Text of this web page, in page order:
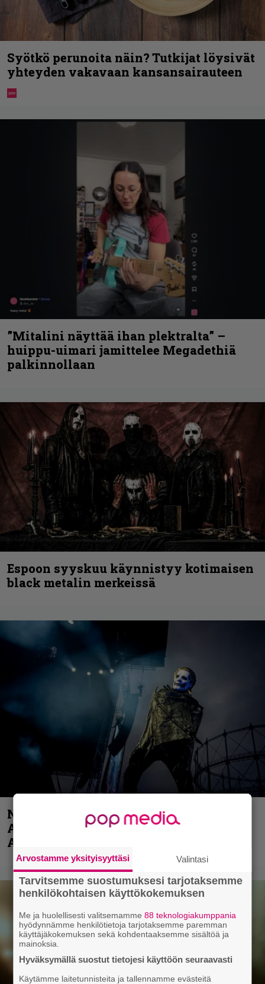
Syötkö perunoita näin? Tutkijat löysivät
yhteyden vakavaan kansansairauteen
”Mitalini näyttää ihan plektralta” –
huippu-uimari jamittelee Megadethiä
palkinnollaan
Espoon syyskuu käynnistyy kotimaisen
black metalin merkeissä
Näin lähtee Ghostin Tobias Forgelta
Accept – menossa mukana myös
Anthrax- ja Korn-miehistöä
Arvostamme yksityisyyttäsi Valintasi
Tarvitsemme suostumuksesi tarjotaksemme
henkilökohtaisen käyttökokemuksen
Me ja huolellisesti valitsemamme88 teknologiakumppania
hyödynnämme henkilötietoja tarjotaksemme paremman
käyttäjäkokemuksen sekä kohdentaaksemme sisältöä ja
mainoksia.
Hyväksymällä suostut tietojesi käyttöön seuraavasti
Käytämme laitetunnisteita ja tallennamme evästeitä